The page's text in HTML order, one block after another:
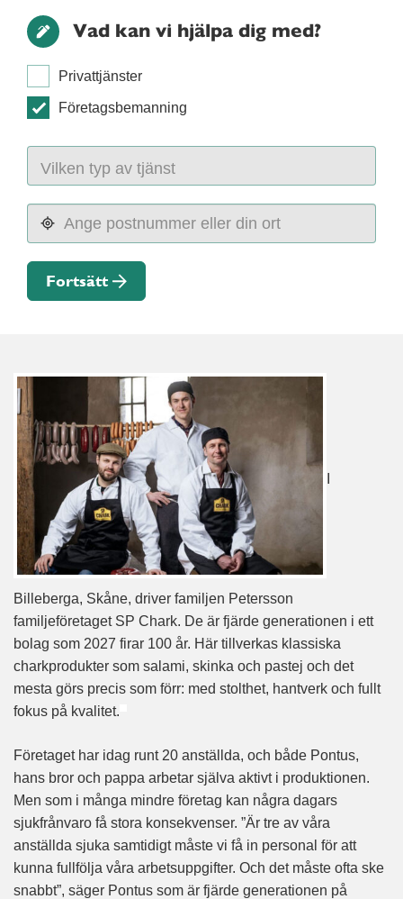
Vad kan vi hjälpa dig med?
Privattjänster
Företagsbemanning
Fortsätt
Billeberga, Skåne, driver familjen Petersson
familjeföretaget SP Chark. De är fjärde generationen i ett
bolag som 2027 firar 100 år. Här tillverkas klassiska
charkprodukter som salami, skinka och pastej och det
mesta görs precis som förr: med stolthet, hantverk och fullt
fokus på kvalitet.
Företaget har idag runt 20 anställda, och både Pontus,
hans bror och pappa arbetar själva aktivt i produktionen.
Men som i många mindre företag kan några dagars
sjukfrånvaro få stora konsekvenser. ”Är tre av våra
anställda sjuka samtidigt måste vi få in personal för att
kunna fullfölja våra arbetsuppgifter. Och det måste ofta ske
snabbt”, säger Pontus som är fjärde generationen på